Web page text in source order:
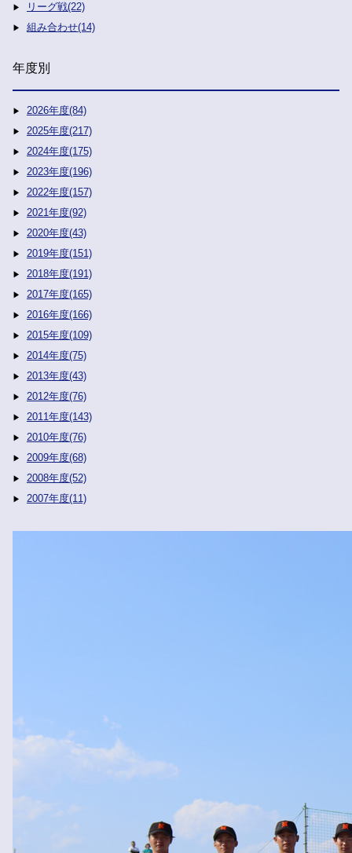
リーグ戦(22)
組み合わせ(14)
年度別
2026年度(84)
2025年度(217)
2024年度(175)
2023年度(196)
2022年度(157)
2021年度(92)
2020年度(43)
2019年度(151)
2018年度(191)
2017年度(165)
2016年度(166)
2015年度(109)
2014年度(75)
2013年度(43)
2012年度(76)
2011年度(143)
2010年度(76)
2009年度(68)
2008年度(52)
2007年度(11)